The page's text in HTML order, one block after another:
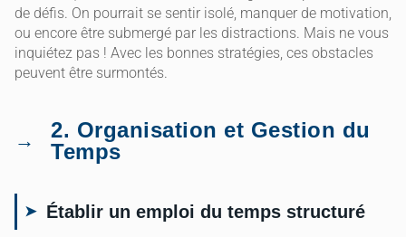
de défis. On pourrait se sentir isolé, manquer de motivation,
ou encore être submergé par les distractions. Mais ne vous
inquiétez pas ! Avec les bonnes stratégies, ces obstacles
peuvent être surmontés.
2. Organisation et Gestion du
Temps
Établir un emploi du temps structuré